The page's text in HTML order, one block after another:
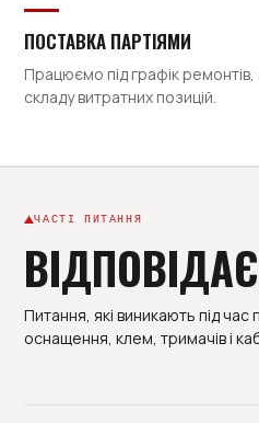
ПОСТАВКА ПАРТІЯМИ
Працюємо під графік ремонтів,
складу витратних позицій.
ЧАСТІ ПИТАННЯ
Питання, які виникають під
оснащення, клем, тримачів і